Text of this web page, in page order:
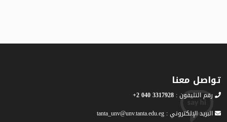
تواصل معنا
رقم التليفون : 3317928 040 2+
البريد الإلكتروني : tanta_unv@unv.tanta.edu.eg